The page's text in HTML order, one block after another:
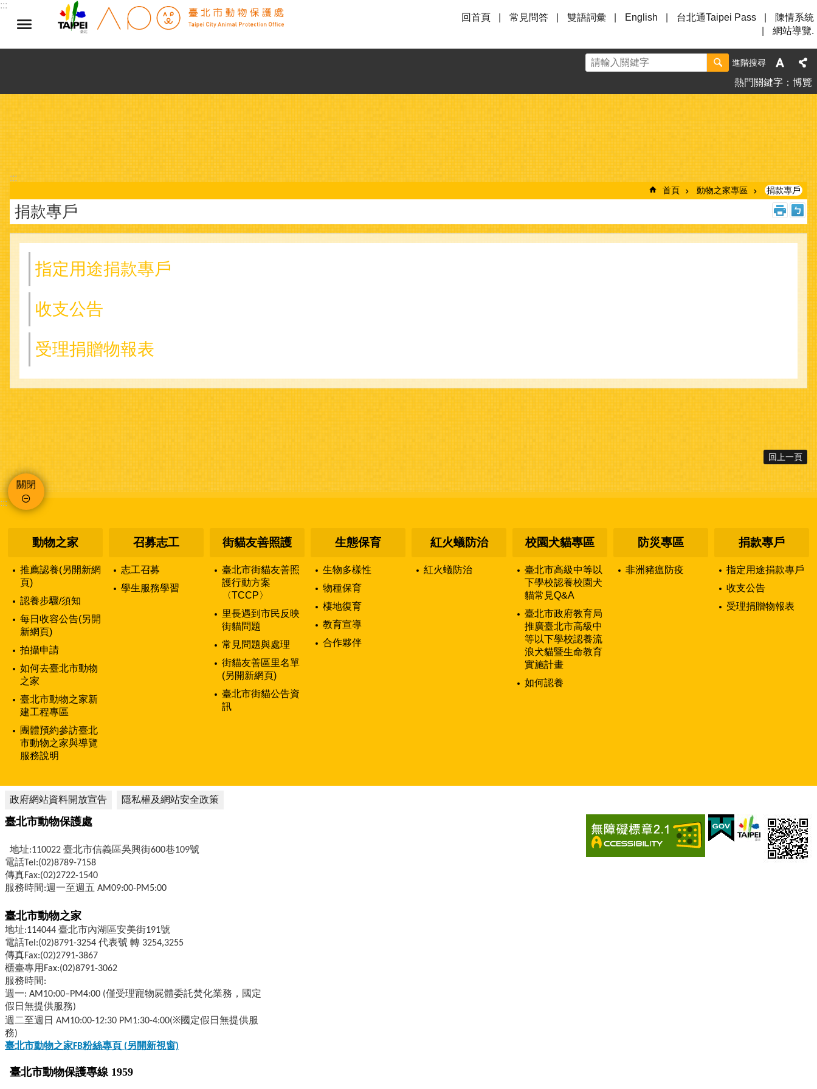
跳到主要內容區塊
:::
回首頁
常見問答 雙語詞彙 English 台北通Taipei Pass
陳情系統
網站導覽.
進階搜尋
熱門關鍵字 博覽
:::
首頁 動物之家專區 捐款專戶
捐款專戶
指定用途捐款專戶
收支公告
受理捐贈物報表
回上一頁
關閉
:::
動物之家
推薦認養(另開新網
頁)
認養步驟/須知
每日收容公告(另開
新網頁)
拍攝申請
如何去臺北市動物
之家
臺北市動物之家新
建工程專區
團體預約參訪臺北
市動物之家與導覽
服務說明
召募志工
志工召募
學生服務學習
街貓友善照護
臺北市街貓友善照
護行動方案
〈TCCP〉
里長遇到市民反映
街貓問題
常見問題與處理
街貓友善區里名單
(另開新網頁)
臺北市街貓公告資
訊
生態保育
生物多樣性
物種保育
棲地復育
教育宣導
合作夥伴
紅火蟻防治
紅火蟻防治
校園犬貓專區
臺北市高級中等以
下學校認養校園犬
貓常見Q&A
臺北市政府教育局
推廣臺北市高級中
等以下學校認養流
浪犬貓暨生命教育
實施計畫
如何認養
防災專區
非洲豬瘟防疫
捐款專戶
指定用途捐款專戶
收支公告
受理捐贈物報表
政府網站資料開放宣告 隱私權及網站安全政策
臺北市動物保護處
地址:110022 臺北市信義區吳興街600巷109號
電話Tel:(02)8789-7158
傳真Fax:(02)2722-1540
服務時間:週一至週五 AM09:00-PM5:00
臺北市動物之家
地址:114044 臺北市內湖區安美街191號
電話Tel:(02)8791-3254 代表號 轉 3254,3255
傳真Fax:(02)2791-3867
櫃臺專用Fax:(02)8791-3062
服務時間:
週一: AM10:00–PM4:00 (僅受理寵物屍體委託焚化業務，國定
假日無提供服務)
週二至週日 AM10:00-12:30 PM1:30-4:00(※國定假日無提供服
務)
臺北市動物之家FB粉絲專頁 (另開新視窗)
臺北市動物保護專線 1959